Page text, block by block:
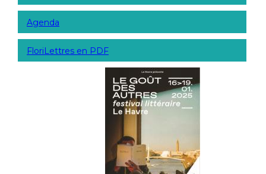
Agenda
FloriLettres en PDF